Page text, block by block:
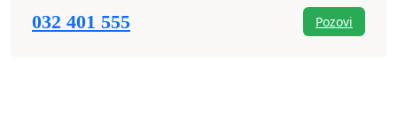
032 401 555 Pozovi